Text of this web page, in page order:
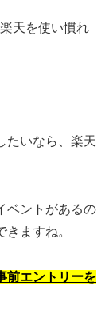
天を使い慣れ
たいなら、楽天
ベントがあるの
ますね。
前エントリーを